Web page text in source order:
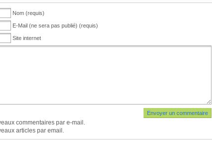
Nom (requis)
E-Mail (ne sera pas publié) (requis)
Site internet
commentaires par e-mail.
articles par email.